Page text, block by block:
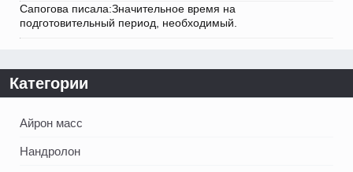
Сапогова писала:Значительное время на
подготовительный период, необходимый.
Категории
Айрон масс
Нандролон